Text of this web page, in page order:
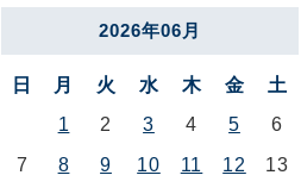
2026年06月
日 月 火 水 木 金 土
1 2 3 4 5
6
7
8 9 10 11 12
13